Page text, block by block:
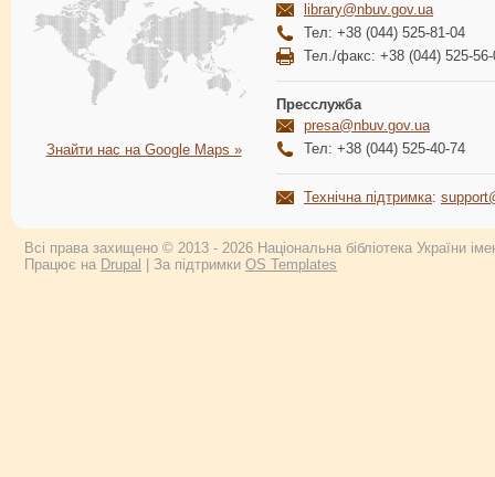
Знайти нас на Google Maps »
library@nbuv.gov.ua
Тел: +38 (044) 525-81-04
Тел./факс: +38 (044) 525-56-
Пресслужба
presa@nbuv.gov.ua
Тел: +38 (044) 525-40-74
Технічна підтримка:
Всі права захищено © 2013 - 2026 Національна бібліотека України
Працює на Drupal | За підтримки OS Templates